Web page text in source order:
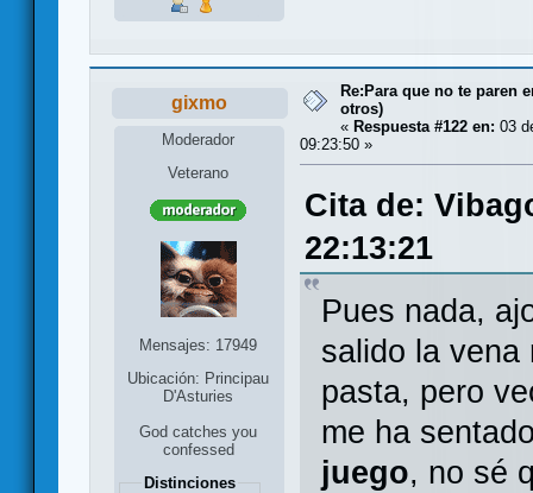
gixmo
Moderador
Veterano
Mensajes: 17949
Ubicación: Principau
D'Asturies
God catches you
confessed
Distinciones
Re:Para que no te paren
otros)
« Respuesta #122 en: 03
09:23:50 »
Cita de:
22:13:21
Pues nada,
salido la vena
pasta, pero
me ha
juego, no sé